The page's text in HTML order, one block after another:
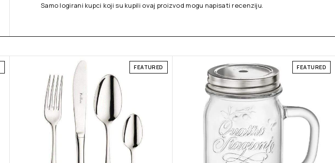
Samo logirani kupci koji su kupili ovaj proizvod mogu napisati recenziju.
FEATURED FEATURED